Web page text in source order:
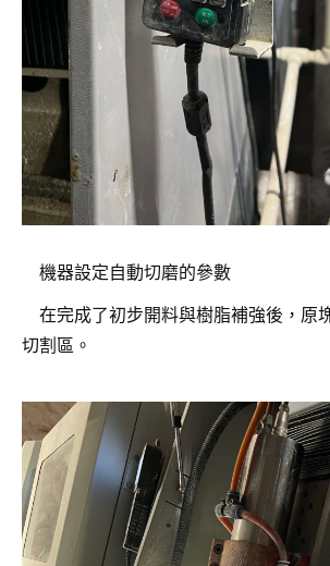
機器設定自動切磨的參數
在完成了初步開料與樹脂補強後，原
切割區。